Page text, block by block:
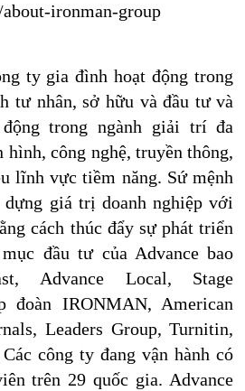
ironman-group
ty gia đình hoạt động trong
tư nhân, sở hữu và đầu tư và
trong ngành giải trí đa
công nghệ, truyền thông,
lĩnh vực tiềm năng. Sứ mệnh
giá trị doanh nghiệp với
cách thúc đẩy sự phát triển
đầu tư của Advance bao
Advance Local, Stage
đoàn IRONMAN, American
Leaders Group, Turnitin,
công ty đang vận hành có
trên 29 quốc gia. Advance